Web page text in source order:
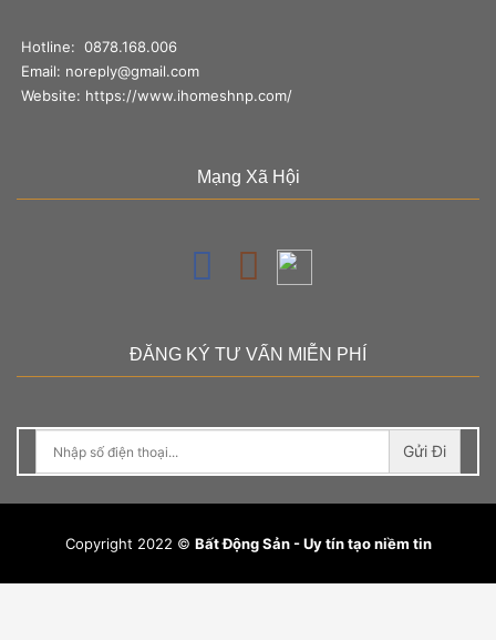
Hotline: 0878.168.006
Email: noreply@gmail.com
Website: https://www.ihomeshnp.com/
Mạng Xã Hội
ĐĂNG KÝ TƯ VẤN MIỄN PHÍ
Gửi Đi
Copyright 2022 © Bất Động Sản - Uy tín tạo niềm tin